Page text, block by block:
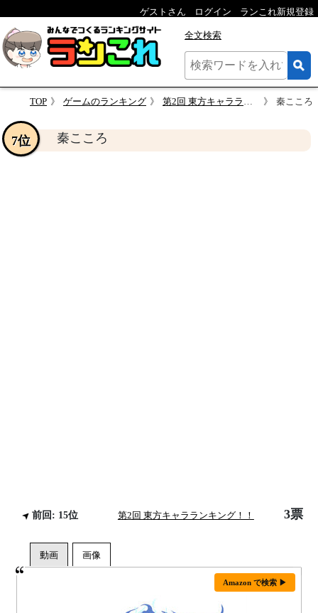
ゲストさん ログイン ランこれ新規登録
全文検索
TOP ゲームのランキング 第2回 東方キャラランキング！！ 秦こころ
秦こころ
7位
前回: 15位 第2回 東方キャラランキング！！ 3票
Amazon で検索 ▶